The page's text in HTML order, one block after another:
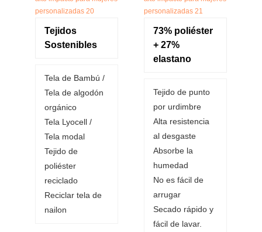
Tejidos
Sostenibles
Tela de Bambú /
Tela de algodón
orgánico
Tela Lyocell /
Tela modal
Tejido de
poliéster
reciclado
Reciclar tela de
nailon
73% poliéster
+ 27%
elastano
Tejido de punto
por urdimbre
Alta resistencia
al desgaste
Absorbe la
humedad
No es fácil de
arrugar
Secado rápido y
fácil de lavar.